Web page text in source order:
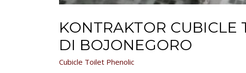
KONTRAKTOR CUBICLE
DI BOJONEGORO
Cubicle Toilet Phenolic